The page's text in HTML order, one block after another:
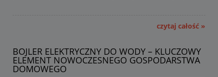
czytaj całość »
BOJLER ELEKTRYCZNY DO WODY – KLUCZOWY
ELEMENT NOWOCZESNEGO GOSPODARSTWA
DOMOWEGO